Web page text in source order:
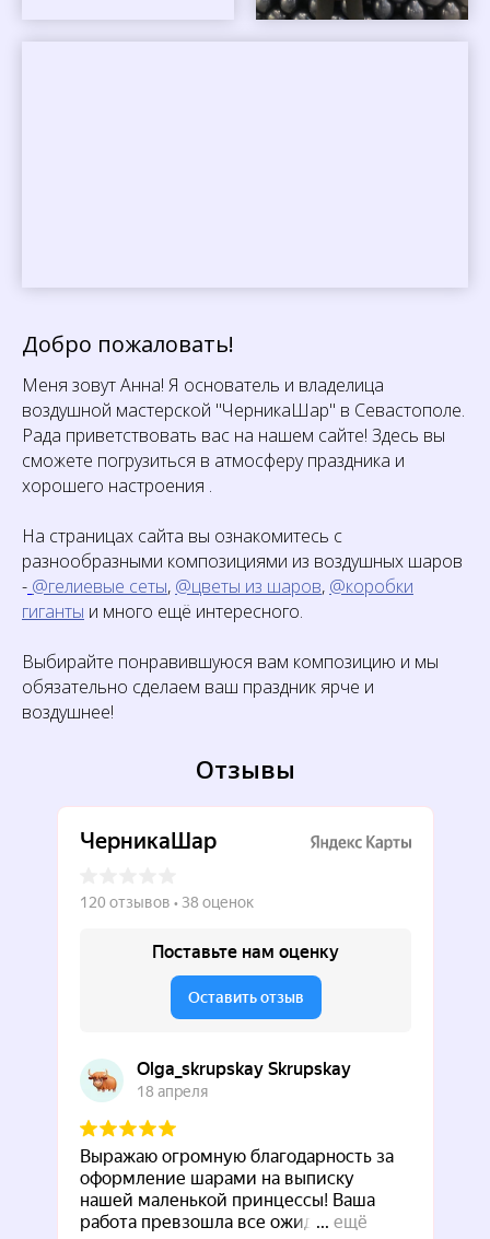
Добро пожаловать!
Меня зовут Анна! Я основатель и владелица
воздушной мастерской "ЧерникаШар" в Севастополе.
Рада приветствовать вас на нашем сайте! Здесь вы
сможете погрузиться в атмосферу праздника и
хорошего настроения .
На страницах сайта вы ознакомитесь с
разнообразными композициями из воздушных шаров
- @гелиевые сеты, @цветы из шаров, @коробки
гиганты и много ещё интересного.
Выбирайте понравившуюся вам композицию и мы
обязательно сделаем ваш праздник ярче и
воздушнее!
Отзывы